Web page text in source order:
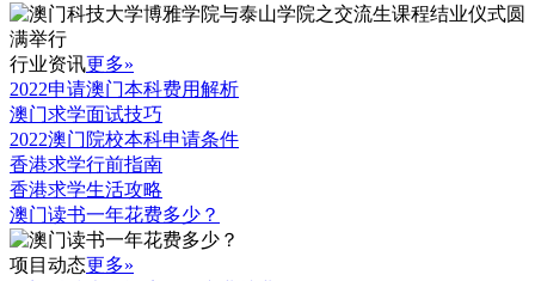
行业资讯更多»
2022申请澳门本科费用解析
澳门求学面试技巧
2022澳门院校本科申请条件
香港求学行前指南
香港求学生活攻略
澳门读书一年花费多少？
项目动态更多»